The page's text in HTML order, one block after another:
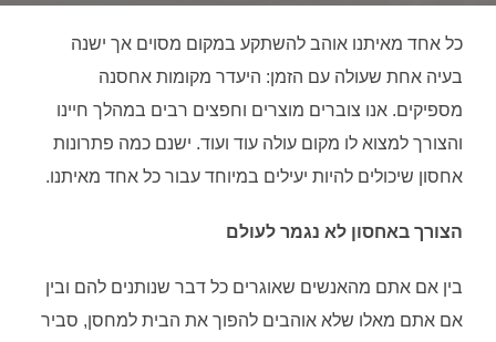
כל אחד מאיתנו אוהב להשתקע במקום מסוים אך ישנה
בעיה אחת שעולה עם הזמן: היעדר מקומות אחסנה
מספיקים. אנו צוברים מוצרים וחפצים רבים במהלך חיינו
והצורך למצוא לו מקום עולה עוד ועוד. ישנם כמה פתרונות
אחסון שיכולים להיות יעילים במיוחד עבור כל אחד מאיתנו.
הצורך באחסון לא נגמר לעולם
בין אם אתם מהאנשים שאוגרים כל דבר שנותנים להם ובין
אם אתם מאלו שלא אוהבים להפוך את הבית למחסן, סביר